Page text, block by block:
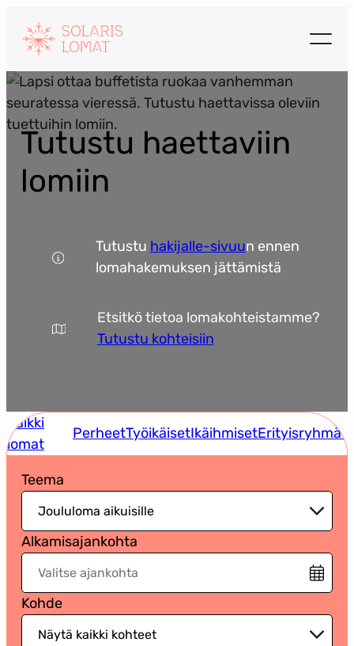
sisältöön
Tutustu haettaviin
lomiin
Tutustu hakijalle-sivuun ennen
lomahakemuksen jättämistä
Etsitkö tietoa lomakohteistamme?
Tutustu kohteisiin
Kaikki
lomat
PerheetTyöikäisetIkäihmisetErityisryhmät
Teema
Alkamisajankohta
Kohde